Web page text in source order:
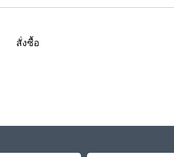
สั่งซื้อ